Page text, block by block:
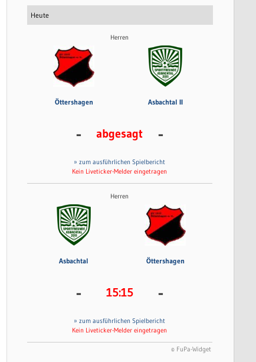
Heute
Herren
Öttershagen Asbachtal II
- abgesagt -
» zum ausführlichen Spielbericht
Kein Liveticker-Melder eingetragen
Herren
Asbachtal Öttershagen
- 15:15 -
» zum ausführlichen Spielbericht
Kein Liveticker-Melder eingetragen
© FuPa-Widget